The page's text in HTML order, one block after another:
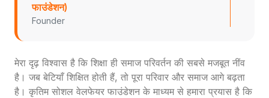
फाउंडेशन)
Founder
मेरा दृढ़ विश्वास है कि शिक्षा ही समाज परिवर्तन की सबसे मजबूत नींव
है। जब बेटियाँ शिक्षित होती हैं, तो पूरा परिवार और समाज आगे बढ़ता
है। कृतिम सोशल वेलफेयर फाउंडेशन के माध्यम से हमारा प्रयास है कि